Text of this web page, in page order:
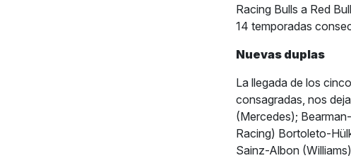
Racing Bulls a Red
14 temporadas
Nuevas duplas
La llegada de los
consagradas, nos
(Mercedes);
Racing) Bortoleto-
Sainz-Albon